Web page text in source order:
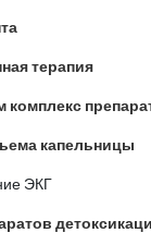
терапия
комплекс
капельницы
ЭКГ